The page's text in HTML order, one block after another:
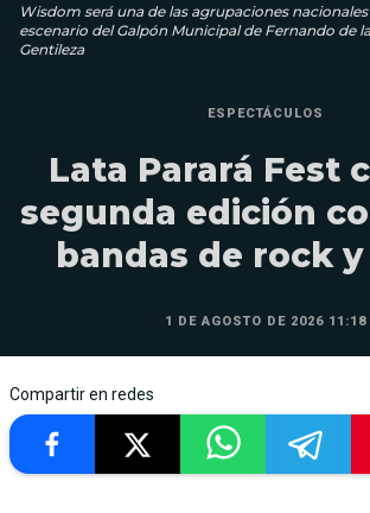
Wisdom será una de las agrupaciones
escenario del Galpón Municipal de Fernando de
Gentileza
ESPECTÁCULOS
Lata Parará Fest
segunda edición
bandas de rock
1 DE AGOSTO DE 2026 11:18
Compartir en redes